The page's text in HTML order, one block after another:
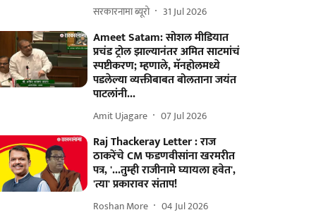
सरकारनामा ब्यूरो 31 Jul 2026
Ameet Satam: सोशल मीडियात
प्रचंड ट्रोल झाल्यानंतर अमित साटमांचं
स्पष्टीकरण; म्हणाले, मॅनहोलमध्ये
पडलेल्या व्यक्तीबाबत बोलताना जयंत
पाटलांनी...
Amit Ujagare 07 Jul 2026
Raj Thackeray Letter : राज
ठाकरेंचे CM फडणवीसांना खरमरीत
पत्र, '...तुम्ही राजीनामे घ्यायला हवेत',
'त्या' प्रकारावर संताप!
Roshan More 04 Jul 2026